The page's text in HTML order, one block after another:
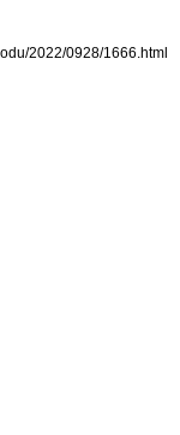
2022/0928/1666.html